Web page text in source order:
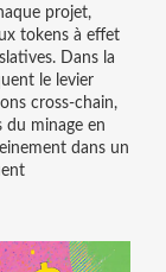
projet,
tokens à effet
Dans la
le levier
cross‑chain,
du minage en
dans un